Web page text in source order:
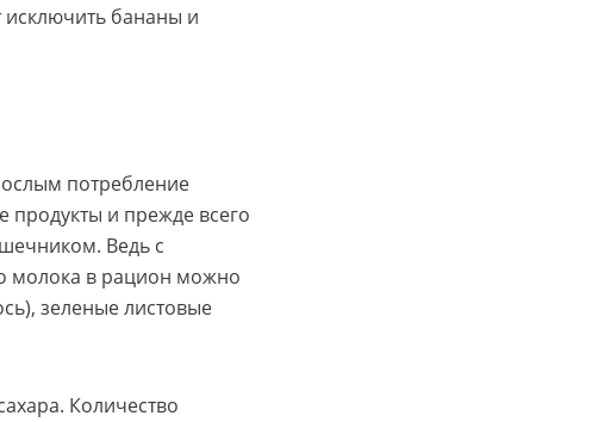
бананы и
потребление
продукты и прежде всего
Ведь с
молока в рацион можно
зеленые листовые
Количество